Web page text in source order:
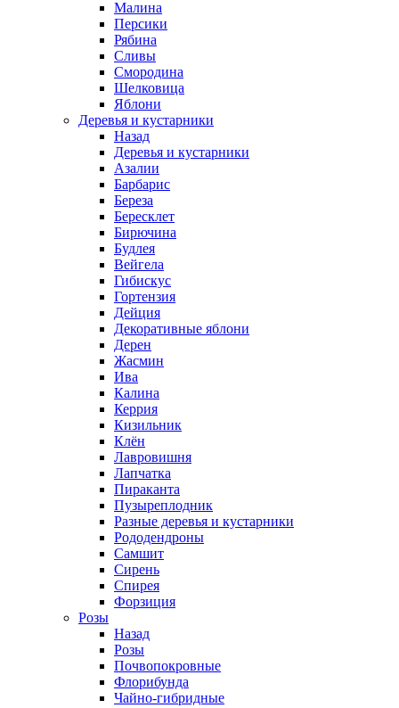
Малина
Персики
Рябина
Сливы
Смородина
Шелковица
Яблони
Деревья и кустарники
Назад
Деревья и кустарники
Азалии
Барбарис
Береза
Бересклет
Бирючина
Будлея
Вейгела
Гибискус
Гортензия
Дейция
Декоративные яблони
Дерен
Жасмин
Ива
Калина
Керрия
Кизильник
Клён
Лавровишня
Лапчатка
Пираканта
Пузыреплодник
Разные деревья и кустарники
Рододендроны
Самшит
Сирень
Спирея
Форзиция
Розы
Назад
Розы
Почвопокровные
Флорибунда
Чайно-гибридные